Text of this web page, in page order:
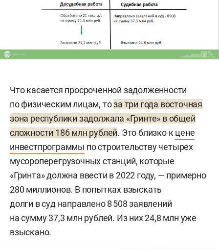
Что касается просроченной задолженности
по физическим лицам, тоза три года восточная
зона республики задолжала «Гринте» в общей
сложности 186 млн рублей. Это близко кцене
инвестпрограммы по строительству четырех
мусороперегрузочных станций, которые
«Гринта» должна ввести в 2022 году, — примерно
280 миллионов. В попытках взыскать
долги в суд направлено 8 508 заявлений
на сумму 37,3 млн рублей. Из них 24,8 млн уже
взыскано.